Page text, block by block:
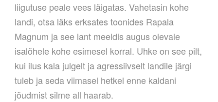
liigutuse peale vees läigatas. Vahetasin kohe
landi, otsa läks erksates toonides Rapala
Magnum ja see lant meeldis augus olevale
isalõhele kohe esimesel korral. Uhke on see pilt,
kui ilus kala julgelt ja agressiivselt landile järgi
tuleb ja seda viimasel hetkel enne kaldani
jõudmist silme all haarab.